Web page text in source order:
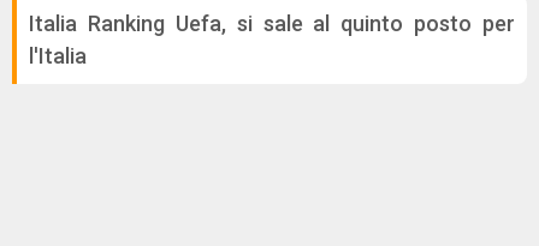
Italia Ranking Uefa, si sale al quinto posto per
l'Italia